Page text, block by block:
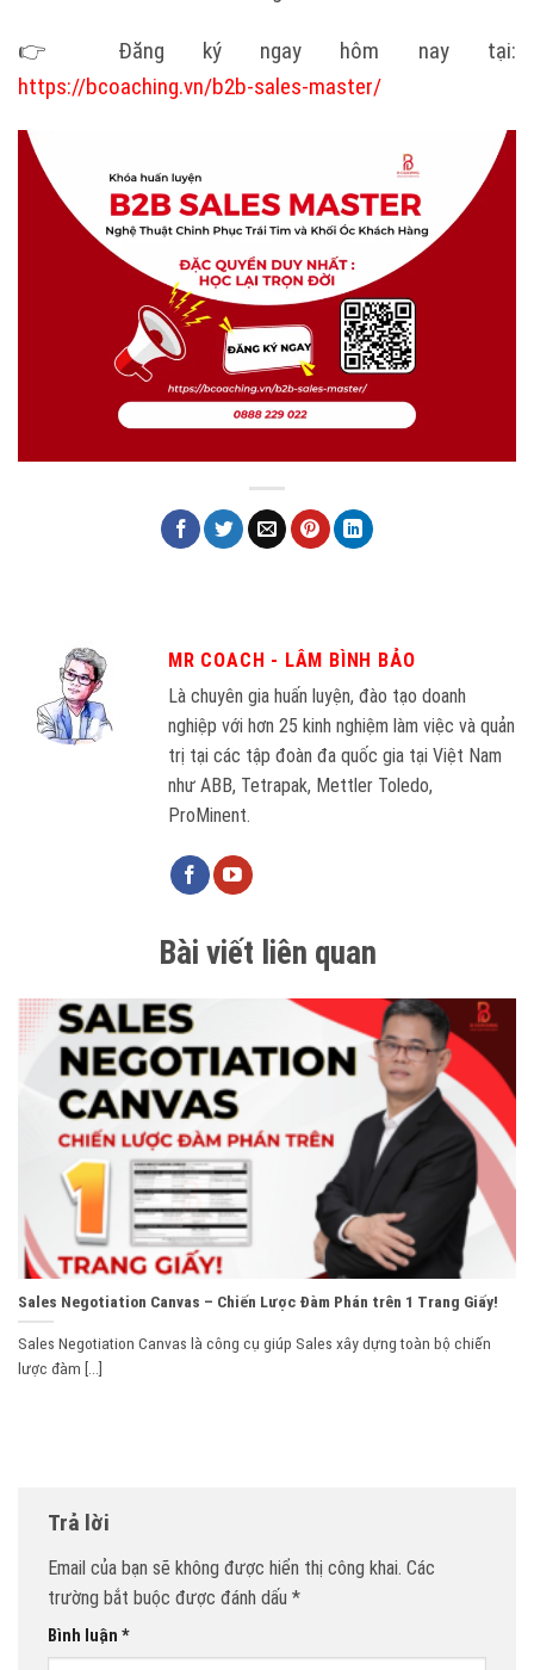
👉 Đăng ký ngay hôm nay tại:
https://bcoaching.vn/b2b-sales-master/
MR COACH - LÂM BÌNH BẢO
Là chuyên gia huấn luyện, đào tạo doanh
nghiệp với hơn 25 kinh nghiệm làm việc và quản
trị tại các tập đoàn đa quốc gia tại Việt Nam
như ABB, Tetrapak, Mettler Toledo,
ProMinent.
Bài viết liên quan
Sales Negotiation Canvas – Chiến Lược Đàm Phán trên 1 Trang Giấy!
Sales Negotiation Canvas là công cụ giúp Sales xây dựng toàn bộ chiến
lược đàm [...]
Trả lời
Email của bạn sẽ không được hiển thị công khai. Các
trường bắt buộc được đánh dấu *
Bình luận *